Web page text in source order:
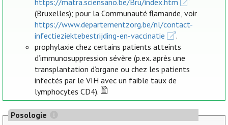
https://matra.sciensano.be/Bru/index.htm
(Bruxelles); pour la Communauté flamande, voir
https://www.departementzorg.be/nl/contact-
infectieziektebestrijding-en-vaccinatie
.
prophylaxie chez certains patients atteints
d’immunosuppression sévère (p.ex. après une
transplantation d’organe ou chez les patients
infectés par le VIH avec un faible taux de
lymphocytes CD4).
Posologie